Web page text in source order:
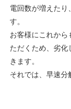
電回数が増えたり
す。
お客様にこれか
ただくため、劣
きます。
それでは、早速分